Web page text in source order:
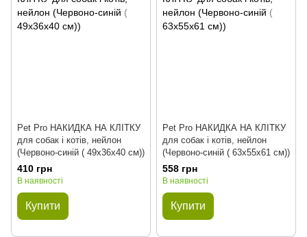
Pet Pro НАКИДКА НА КЛІТКУ
для собак і котів, нейлон
(Червоно-синій ( 49х36х40 см))
410 грн
В наявності
Купити
Pet Pro НАКИДКА НА КЛІТКУ
для собак і котів, нейлон
(Червоно-синій ( 63х55х61 см))
558 грн
В наявності
Купити